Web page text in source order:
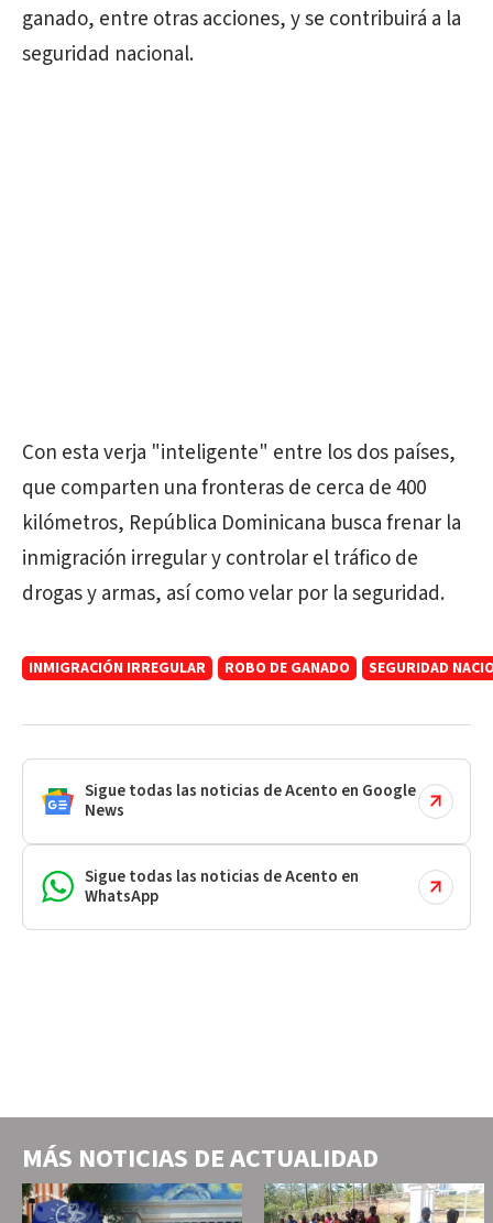
ganado, entre otras acciones, y se contribuirá a la
seguridad nacional.
Con esta verja "inteligente" entre los dos países,
que comparten una fronteras de cerca de 400
kilómetros, República Dominicana busca frenar la
inmigración irregular y controlar el tráfico de
drogas y armas, así como velar por la seguridad.
INMIGRACIÓN IRREGULAR ROBO DE GANADO SEGURIDAD
Sigue todas las noticias de Acento en Google
News
Sigue todas las noticias de Acento en
WhatsApp
MÁS NOTICIAS DEACTUALIDAD